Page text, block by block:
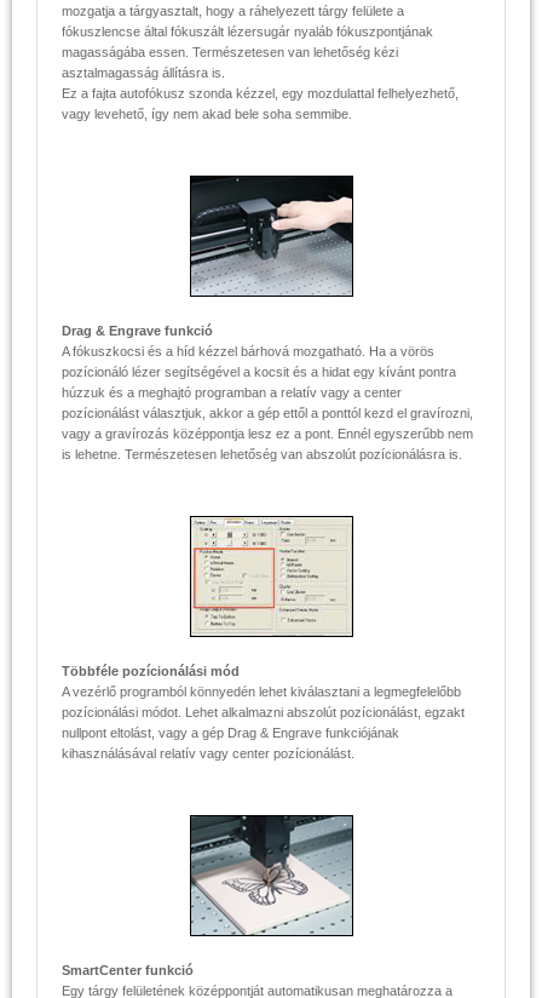
mozgatja a tárgyasztalt, hogy a ráhelyezett tárgy felülete a
fókuszlencse által fókuszált lézersugár nyaláb fókuszpontjának
magasságába essen. Természetesen van lehetőség kézi
asztalmagasság állításra is.
Ez a fajta autofókusz szonda kézzel, egy mozdulattal felhelyezhető,
vagy levehető, így nem akad bele soha semmibe.
Drag & Engrave funkció
A fókuszkocsi és a híd kézzel bárhová mozgatható. Ha a vörös
pozícionáló lézer segítségével a kocsit és a hidat egy kívánt pontra
húzzuk és a meghajtó programban a relatív vagy a center
pozícionálást választjuk, akkor a gép ettől a ponttól kezd el gravírozni,
vagy a gravírozás középpontja lesz ez a pont. Ennél egyszerűbb nem
is lehetne. Természetesen lehetőség van abszolút pozícionálásra is.
Többféle pozícionálási mód
A vezérlő programból könnyedén lehet kiválasztani a legmegfelelőbb
pozícionálási módot. Lehet alkalmazni abszolút pozícionálást, egzakt
nullpont eltolást, vagy a gép Drag & Engrave funkciójának
kihasználásával relatív vagy center pozícionálást.
SmartCenter funkció
Egy tárgy felületének középpontját automatikusan meghatározza a